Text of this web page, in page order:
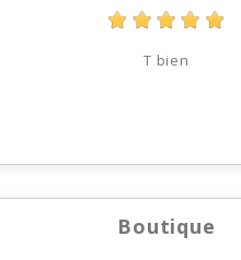
T bien
Boutique